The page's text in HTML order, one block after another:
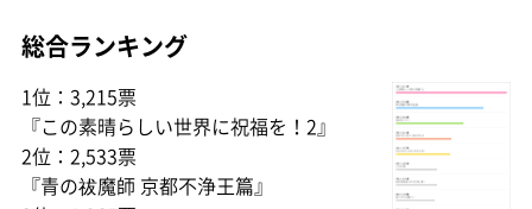
総合ランキング
1位：3,215票
『この素晴らしい世界に祝福を！2』
2位：2,533票
『青の祓魔師 京都不浄王篇』